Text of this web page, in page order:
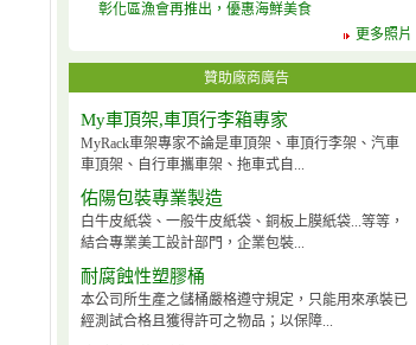
彰化區漁會再推出，優惠海鮮美食
更多照片
贊助廠商廣告
My車頂架,車頂行李箱專家
MyRack車架專家不論是車頂架、車頂行李架、汽車
車頂架、自行車攜車架、拖車式自...
佑陽包裝專業製造
白牛皮紙袋、一般牛皮紙袋、銅板上膜紙袋...等等，
結合專業美工設計部門，企業包裝...
耐腐蝕性塑膠桶
本公司所生產之儲桶嚴格遵守規定，只能用來承裝已
經測試合格且獲得許可之物品；以保障...